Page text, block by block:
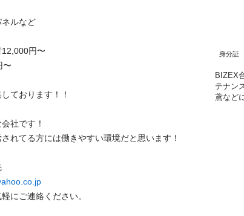
ルなど
円〜
〜
ております！！
社です！
れてる方には働きやすい環境だと思います！
にご連絡ください。
身分証
BIZEX
テナン
鳶など